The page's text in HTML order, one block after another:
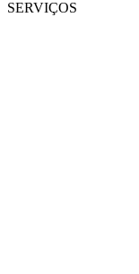
SERVIÇOS